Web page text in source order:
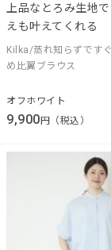
上品なとろみ生地
えも叶えてくれる
Kilka/蒸れ知らずです
め比翼ブラウス
オフホワイト
9,900円（税込）